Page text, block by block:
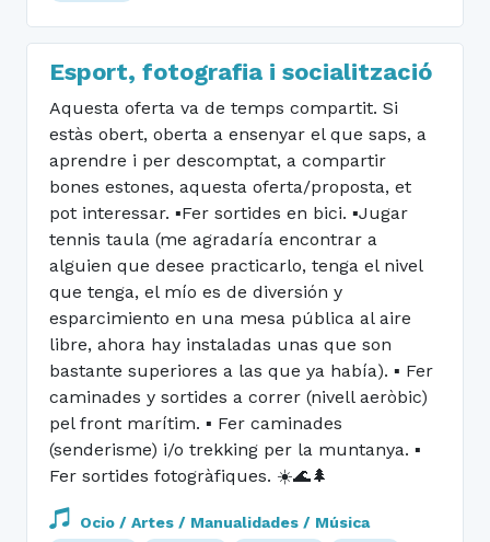
Esport, fotografia i socialització
Aquesta oferta va de temps compartit. Si
estàs obert, oberta a ensenyar el que saps, a
aprendre i per descomptat, a compartir
bones estones, aquesta oferta/proposta, et
pot interessar. ▪︎Fer sortides en bici. ▪︎Jugar
tennis taula (me agradaría encontrar a
alguien que desee practicarlo, tenga el nivel
que tenga, el mío es de diversión y
esparcimiento en una mesa pública al aire
libre, ahora hay instaladas unas que son
bastante superiores a las que ya había). ▪︎ Fer
caminades y sortides a correr (nivell aeròbic)
pel front marítim. ▪︎ Fer caminades
(senderisme) i/o trekking per la muntanya. ▪︎
Fer sortides fotogràfiques. ☀️🌊🌲
Ocio / Artes / Manualidades / Música